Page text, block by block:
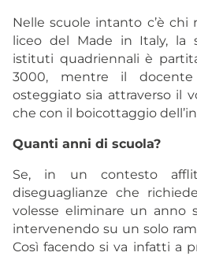
Nelle scuole intanto c’è chi
liceo del Made in Italy, la
istituti quadriennali è
3000, mentre il
osteggiato sia attraverso il
che con il boicottaggio
Quanti anni di scuola?
Se, in un contesto
diseguaglianze che
volesse eliminare un anno
intervenendo su un solo
Così facendo si va infatti a